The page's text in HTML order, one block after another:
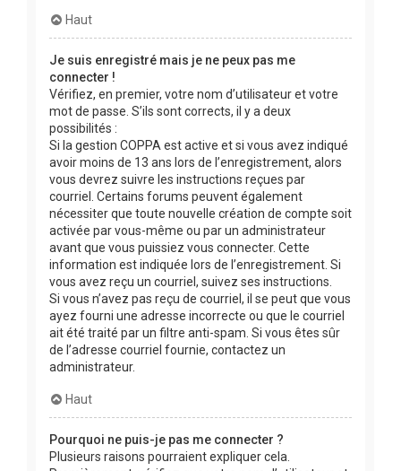
Haut
Je suis enregistré mais je ne peux pas me
connecter !
Vérifiez, en premier, votre nom d’utilisateur et votre
mot de passe. S’ils sont corrects, il y a deux
possibilités :
Si la gestion COPPA est active et si vous avez indiqué
avoir moins de 13 ans lors de l’enregistrement, alors
vous devrez suivre les instructions reçues par
courriel. Certains forums peuvent également
nécessiter que toute nouvelle création de compte soit
activée par vous-même ou par un administrateur
avant que vous puissiez vous connecter. Cette
information est indiquée lors de l’enregistrement. Si
vous avez reçu un courriel, suivez ses instructions.
Si vous n’avez pas reçu de courriel, il se peut que vous
ayez fourni une adresse incorrecte ou que le courriel
ait été traité par un filtre anti-spam. Si vous êtes sûr
de l’adresse courriel fournie, contactez un
administrateur.
Haut
Pourquoi ne puis-je pas me connecter ?
Plusieurs raisons pourraient expliquer cela.